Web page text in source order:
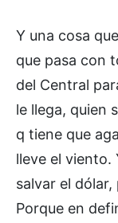
Y una cosa
que pasa con
del Central
le llega, quien
q tiene que
lleve el viento.
salvar el
Porque en